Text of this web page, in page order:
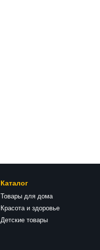
Каталог
Товары для дома
Красота и здоровье
Детские товары